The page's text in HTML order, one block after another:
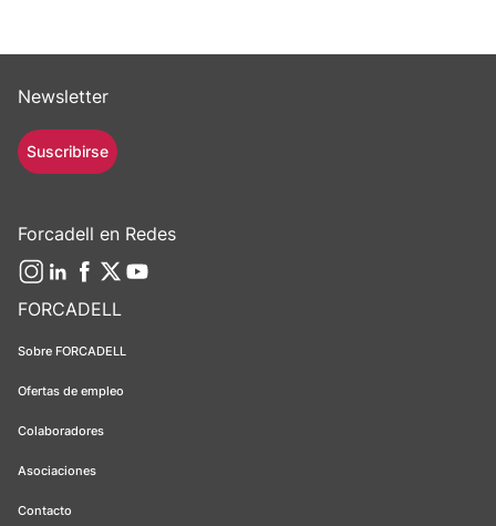
FORCADELL
Sobre FORCADELL
Ofertas de empleo
Colaboradores
Asociaciones
Contacto
Newsletter
Suscribirse
Forcadell en Redes